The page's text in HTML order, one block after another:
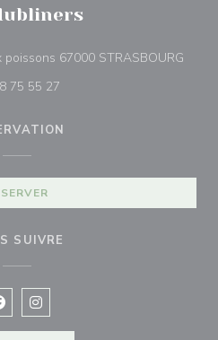
67000 STRASBOURG
75 55 27
SUIVRE
((ouvre une nouvelle
Instagram ((ouvre une